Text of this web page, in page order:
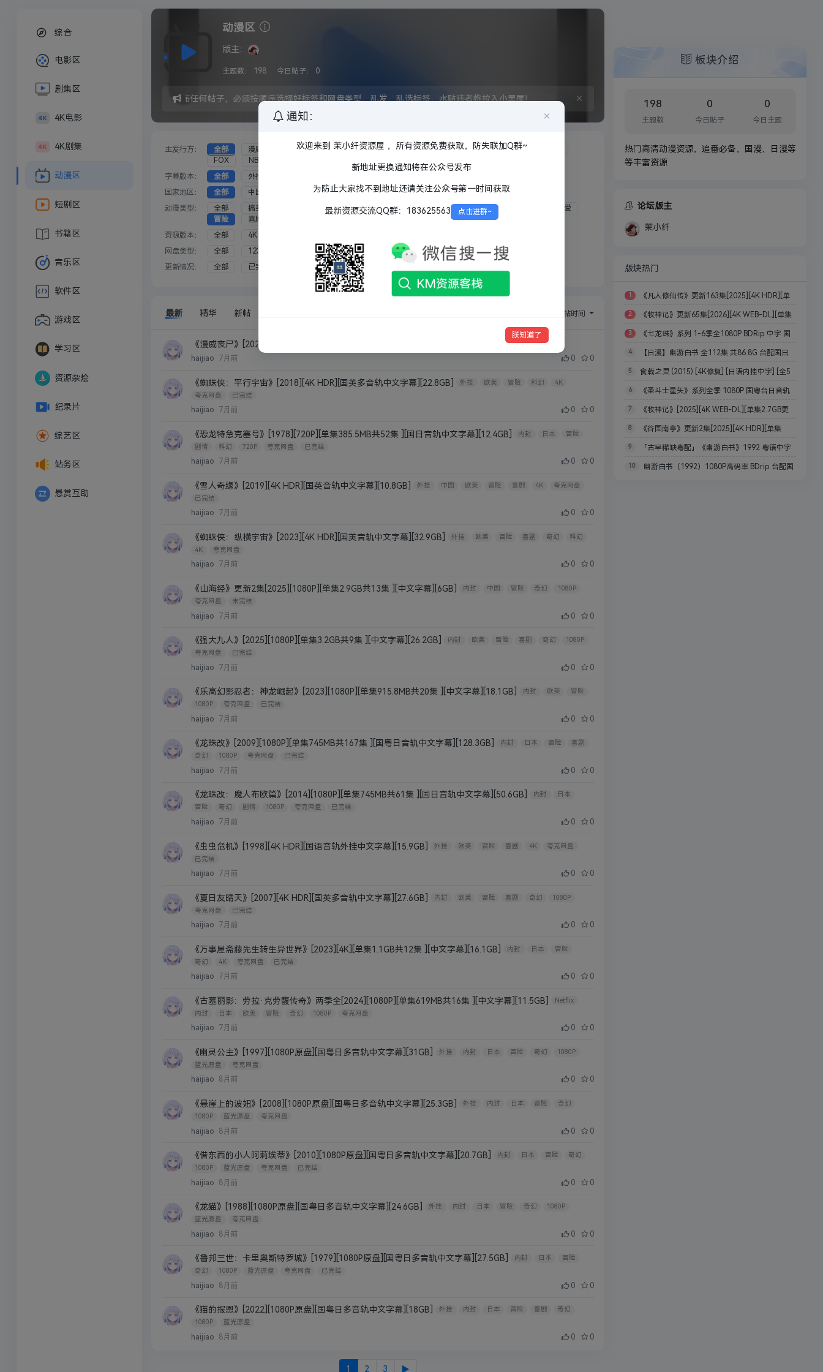
综合
电影区
剧集区
4K电影
4K剧集
动漫区
短剧区
书籍区
音乐区
软件区
游戏区
学习区
资源杂烩
纪录片
综艺区
站务区
悬赏互助
动漫区
版主：
主题数： 198 今日贴子： 0
发布任何帖子，必须按顺序选择好标签和网盘类型，乱发，乱选标签，水贴违者将拉入小黑屋！ ×
主发行方： 全部 漫威影业 Prime Video Netflix HBO BBC ONE HULU
FOX
NBC
字幕版本：
全部 外挂
国家地区：
全部 中国 日本 欧美
其他
动漫类型：
全部 搞笑 催泪 后宫 机战 百合 推理 校园
恋爱
冒险
喜剧
资源版本：
全部 4K
网盘类型：
全部 123云盘 夸克网盘 百度网盘 阿里云盘 迅雷网盘
UC网盘
更新情况：
全部 已完结
最新 精华 新帖 回帖时间
《漫威丧尸》[2025][1080P][单集2.5GB共4集 ][中文字幕][10.7GB] 奇幻 剧情 科幻
haijiao 7月前 0 0
《蜘蛛侠：平行宇宙》[2018][4K HDR][国英多音轨中文字幕][22.8GB] 外挂 欧美 冒险 科幻
4K
夸克网盘
已完结
haijiao 7月前 0 0
《恐龙特急克塞号》[1978][720P][单集385.5MB共52集 ][国日音轨中文字幕][12.4GB] 内封 日本
冒险
剧情
科幻 720P 夸克网盘 已完结
haijiao 7月前 0 0
《雪人奇缘》[2019][4K HDR][国英音轨中文字幕][10.8GB] 外挂 中国 欧美 冒险 喜剧 4K
夸克网盘
已完结
haijiao 7月前 0 0
《蜘蛛侠：纵横宇宙》[2023][4K HDR][国英音轨中文字幕][32.9GB] 外挂 欧美 冒险 喜剧 奇幻
科幻
4K
夸克网盘
haijiao 7月前 0 0
《山海经》更新2集[2025][1080P][单集2.9GB共13集 ][中文字幕][6GB] 内封 中国 冒险 奇幻
1080P
夸克网盘
未完结
haijiao 7月前 0 0
《强大九人》[2025][1080P][单集3.2GB共9集 ][中文字幕][26.2GB] 内封 欧美 冒险 喜剧 奇幻
1080P
夸克网盘
已完结
haijiao 7月前 0 0
《乐高幻影忍者：神龙崛起》[2023][1080P][单集915.8MB共20集 ][中文字幕][18.1GB] 内封 欧美
冒险
1080P
夸克网盘 已完结
haijiao 7月前 0 0
《龙珠改》[2009][1080P][单集745MB共167集 ][国粤日音轨中文字幕][128.3GB] 内封 日本 冒险
喜剧
奇幻
1080P 夸克网盘 已完结
haijiao 7月前 0 0
《龙珠改：魔人布欧篇》[2014][1080P][单集745MB共61集 ][国日音轨中文字幕][50.6GB] 内封
日本
冒险
奇幻 剧情 1080P 夸克网盘 已完结
haijiao 7月前 0 0
《虫虫危机》[1998][4K HDR][国语音轨外挂中文字幕][15.9GB] 外挂 欧美 冒险 喜剧 4K
夸克网盘
已完结
haijiao 7月前 0 0
《夏日友晴天》[2007][4K HDR][国英多音轨中文字幕][27.6GB] 内封 欧美 冒险 喜剧 奇幻
1080P
夸克网盘
已完结
haijiao 7月前 0 0
《万事屋斋藤先生转生异世界》[2023][4K][单集1.1GB共12集 ][中文字幕][16.1GB] 内封 日本
冒险
奇幻
4K 夸克网盘 已完结
haijiao 7月前 0 0
《古墓丽影：劳拉·克劳馥传奇》两季全[2024][1080P][单集619MB共16集 ][中文字幕][11.5GB]
Netflix
内封
日本 欧美 冒险 奇幻 1080P 夸克网盘
haijiao 7月前 0 0
《幽灵公主》[1997][1080P原盘][国粤日多音轨中文字幕][31GB] 外挂 内封 日本 冒险 奇幻
1080P
蓝光原盘
夸克网盘
haijiao 8月前 0 0
《悬崖上的波妞》[2008][1080P原盘][国粤日多音轨中文字幕][25.3GB] 外挂 内封 日本 冒险
奇幻
1080P
蓝光原盘 夸克网盘
haijiao 8月前 0 0
《借东西的小人阿莉埃蒂》[2010][1080P原盘][国粤日多音轨中文字幕][20.7GB] 内封 日本 冒险
奇幻
1080P
蓝光原盘 夸克网盘 已完结
haijiao 8月前 0 0
《龙猫》[1988][1080P原盘][国粤日多音轨中文字幕][24.6GB] 外挂 内封 日本 冒险 奇幻
1080P
蓝光原盘
夸克网盘
haijiao 8月前 0 0
《鲁邦三世：卡里奥斯特罗城》[1979][1080P原盘][国粤日多音轨中文字幕][27.5GB] 内封 日本
冒险
奇幻
1080P 蓝光原盘 夸克网盘 已完结
haijiao 8月前 0 0
《猫的报恩》[2022][1080P原盘][国粤日多音轨中文字幕][18GB] 外挂 内封 日本 冒险 喜剧
奇幻
1080P
蓝光原盘
haijiao 8月前 0 0
1 2 3 ▶
板块介绍
198
主题数
0
今日贴子
0
今日主题
热门高清动漫资源，追番必备，国漫、日漫等
等丰富资源
论坛版主
茉小纤
版块热门
1 《凡人修仙传》更新163集[2025][4K HDR][单
集1.1GB更新163集 ][中文字幕][344.8GB]
2 《牧神记》更新65集[2026][4K WEB-DL][单集
2.7GB ][中文字幕][141.8GB]
3 《七龙珠》系列 1-6季全1080P BDRip 中字 国
语版未删减 + 22部剧场版+全彩漫画【典藏版】
4 【日漫】幽游白书 全112集 共86.8G 台配国日
双语 内封中字 1992 1080P
5 食戟之灵 (2015) [4K修复] [日语内挂中字] [全5
季带特别篇] [209G]
6 《圣斗士星矢》系列全季 1080P 国粤台日音轨
内封中文字幕【典藏版】135G
7 《牧神记》[2025][4K WEB-DL][单集2.7GB更
新49集 ][中文字幕][125.7GB]
8 《谷围南亭》更新2集[2025][4K HDR][单集
493.6MB共8集 ][中文字幕][969.9MB]
9 「古早稀缺粤配」《幽游白书》1992 粤语中字
720P TV+OVA全集合共36.7G
10 幽游白书（1992）1080P高码率 BDrip 台配国
通知： ×
欢迎来到 茉小纤资源屋 ，所有资源免费获取，防失联加Q群~
新地址更换通知将在公众号发布
为防止大家找不到地址还请关注公众号第一时间获取
最新资源交流QQ群：183625563 点击进群~
朕知道了